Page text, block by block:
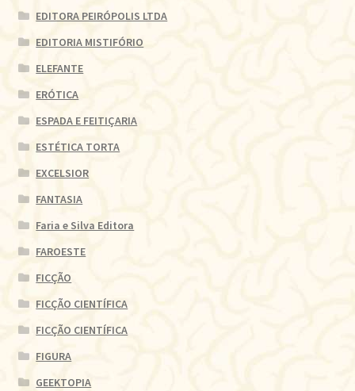
EDITORA PEIRÓPOLIS LTDA
EDITORIA MISTIFÓRIO
ELEFANTE
ERÓTICA
ESPADA E FEITIÇARIA
ESTÉTICA TORTA
EXCELSIOR
FANTASIA
Faria e Silva Editora
FAROESTE
FICÇÃO
FICÇÃO CIENTÍFICA
FICÇÃO CIENTÍFICA
FIGURA
GEEKTOPIA